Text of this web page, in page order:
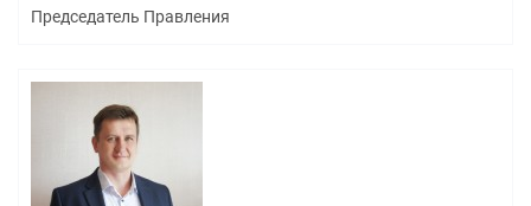
Председатель Правления